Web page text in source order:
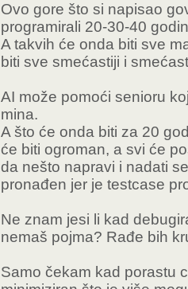
ljudi neće učit
vjerojatno bit
morat znat razumjet
Ovo gore što si napisao
programirali 20-30-40
A takvih će onda biti sve
biti sve smećastiji i
AI može pomoći senioru
mina.
A što će onda biti za 20
će biti ogroman, a svi će
da nešto napravi i nadati
pronađen jer je testcase
Ne znam jesi li kad
nemaš pojma? Rađe bih
Samo čekam kad porastu